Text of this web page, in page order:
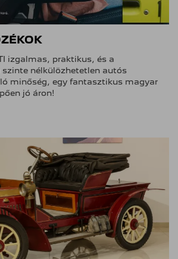
izgalmas, praktikus, és a
nélkülözhetetlen autós
minőség, egy fantasztikus magyar
jó áron!